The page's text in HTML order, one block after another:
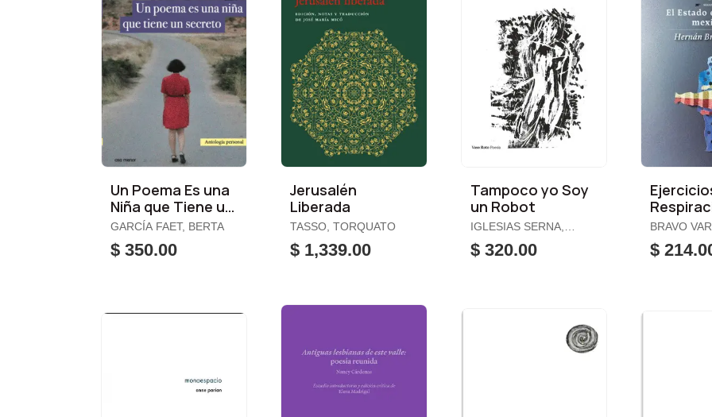
Un Poema Es una
Niña que Tiene un
Secreto
GARCÍA FAET, BERTA
$ 350.00
Jerusalén
Liberada
TASSO, TORQUATO
$ 1,339.00
Tampoco yo Soy
un Robot
IGLESIAS SERNA,
AMALIA
$ 320.00
Seguido
Estado
BRAVO
HERNÁN
$